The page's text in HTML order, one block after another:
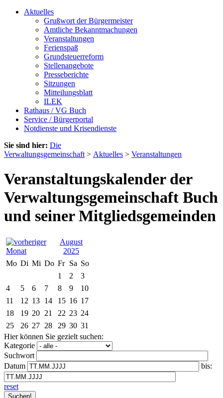
Aktuelles
Grußwort der Bürgermeister
Amtliche Bekanntmachungen
Veranstaltungen
Ferienspaß
Grundsteuerreform
Stellenangebote
Presseberichte
Sitzungen
Mitteilungsblatt
ILEK
Rathaus / VG Buch
Service / Bürgerportal
Notdienste und Krisendienste
Sie sind hier: Die
Verwaltungsgemeinschaft > Aktuelles > Veranstaltungen
Veranstaltungskalender der
Verwaltungsgemeinschaft Buch
und seiner Mitgliedsgemeinden
August
2025
Mo Di Mi Do Fr Sa So
1
2
3
4
5 6 7 8 9
10
11
12 13 14 15 16 17
18
19 20 21 22 23 24
25
26 27 28 29 30 31
Hier können Sie gezielt suchen:
Kategorie
Suchwort
Datum
bis:
reset